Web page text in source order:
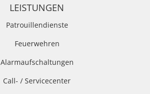
LEISTUNGEN
Patrouillendienste
Feuerwehren
Alarmaufschaltungen
Call- / Servicecenter